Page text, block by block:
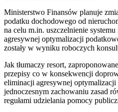
Ministerstwo Finansów planuje
podatku dochodowego od
na celu m.in. uszczelnienie
agresywnej optymalizacji
zostały w wyniku roboczych
Jak tłumaczy resort,
przepisy co w konsekwencji
eliminacji agresywnej
jednoczesnym zachowaniu zasad
regułami udzielania pomocy